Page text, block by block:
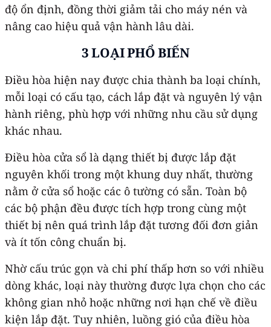
độ ổn định, đồng thời giảm tải cho máy nén và
nâng cao hiệu quả vận hành lâu dài.
3 LOẠI PHỔ BIẾN
Điều hòa hiện nay được chia thành ba loại chính,
mỗi loại có cấu tạo, cách lắp đặt và nguyên lý vận
hành riêng, phù hợp với những nhu cầu sử dụng
khác nhau.
Điều hòa cửa sổ là dạng thiết bị được lắp đặt
nguyên khối trong một khung duy nhất, thường
nằm ở cửa sổ hoặc các ô tường có sẵn. Toàn bộ
các bộ phận đều được tích hợp trong cùng một
thiết bị nên quá trình lắp đặt tương đối đơn giản
và ít tốn công chuẩn bị.
Nhờ cấu trúc gọn và chi phí thấp hơn so với nhiều
dòng khác, loại này thường được lựa chọn cho các
không gian nhỏ hoặc những nơi hạn chế về điều
kiện lắp đặt. Tuy nhiên, luồng gió của điều hòa